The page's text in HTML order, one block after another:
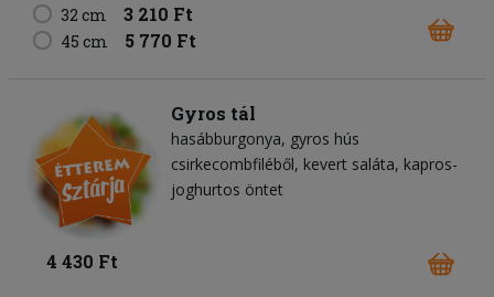
32 cm 3 210 Ft
45 cm 5 770 Ft
Gyros tál
hasábburgonya gyros hús
csirkecombfiléből kevert saláta kapros-
joghurtos öntet
4 430 Ft